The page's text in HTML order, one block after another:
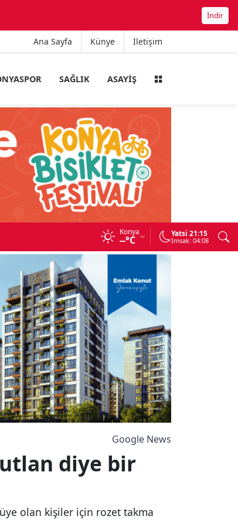
İndir
Ana Sayfa Künye İletişim
SAĞLIK ASAYIŞ
Konya
--°C
Yatsi 21:15
Imsak: 04:08
Google News
diye bir
olan kişiler için rozet takma